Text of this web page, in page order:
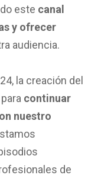
este canal
y ofrecer
audiencia.
la creación del
continuar
nuestro
de